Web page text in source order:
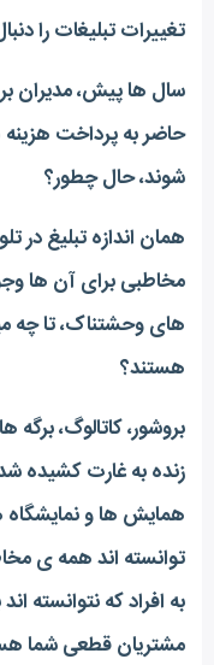
تغییرات تبلیغات را
سال ها پیش، مدیران
حاضر به پرداخت هزینه
شوند، حال چطور؟
همان اندازه تبلیغ در
مخاطبی برای آن ها
های وحشتناک، تا چه
هستند؟
بروشور، کاتالوگ،
زنده به غارت کشیده
همایش ها و نمایشگاه
توانسته اند همه ی
به افراد که نتوانسته
مشتریان قطعی شما